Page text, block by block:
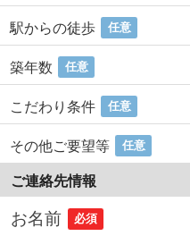
駅からの徒歩 任意
築年数 任意
こだわり条件 任意
その他ご要望等 任意
ご連絡先情報
お名前 必須